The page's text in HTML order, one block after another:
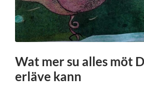
Wat mer su alles möt
erläve kann